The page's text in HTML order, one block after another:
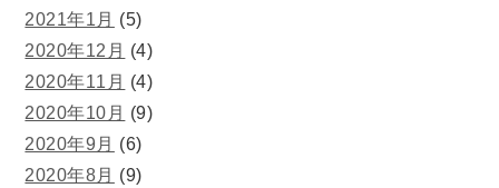
2021年1月 (5)
2020年12月 (4)
2020年11月 (4)
2020年10月 (9)
2020年9月 (6)
2020年8月 (9)